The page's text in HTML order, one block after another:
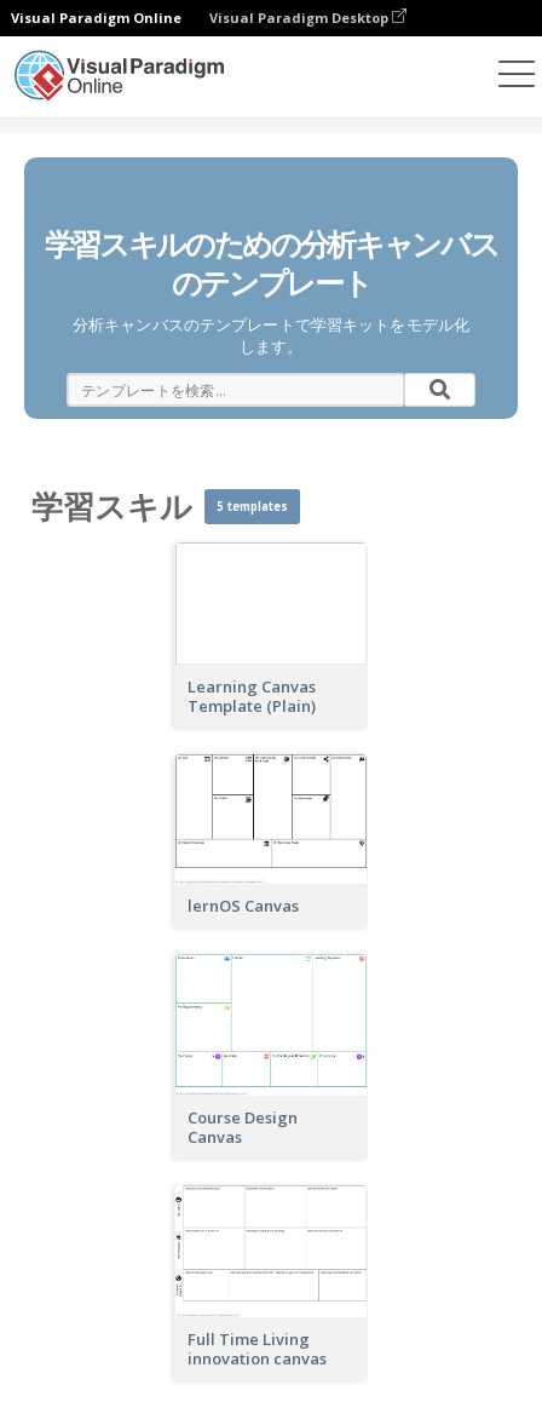
Visual Paradigm Online Visual Paradigm Desktop
学習スキルのための分析キャンバス
のテンプレート
分析キャンバスのテンプレートで学習キットをモデル化
します。
学習スキル 5 templates
Learning Canvas
Template (Plain)
lernOS Canvas
Course Design
Canvas
Full Time Living
innovation canvas